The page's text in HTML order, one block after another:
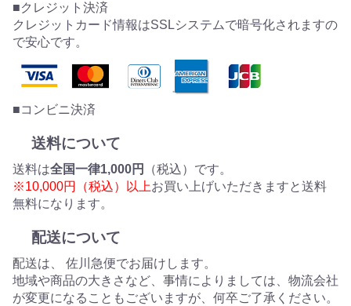
■クレジット決済
クレジットカード情報はSSLシステムで暗号化されますの
で安心です。
■コンビニ決済
送料について
送料は全国一律1,000円
（税込）です。
※10,000円（税込）以上お買い上げいただきますと送料
無料になります。
配送について
配送は、 佐川急便でお届けします。
地域や商品の大きさなど、事情によりましては、物流会社
が変更になることもございますが、何卒ご了承ください。